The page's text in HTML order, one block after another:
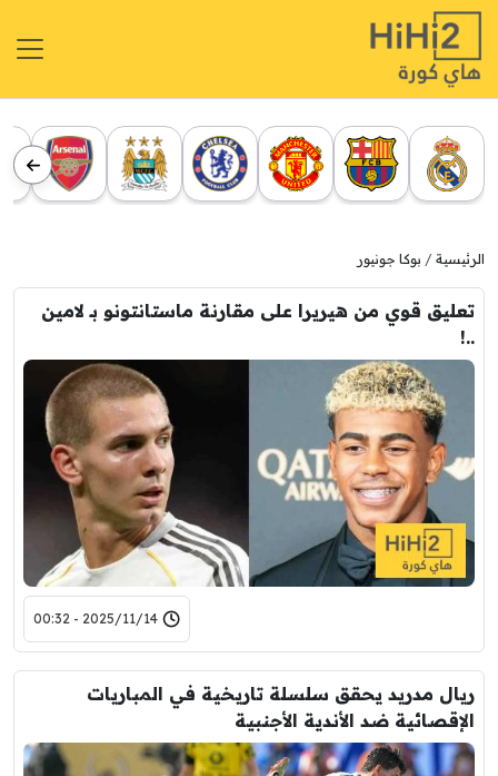
الرئيسية بوكا جونيور
تعليق قوي من هيريرا على مقارنة ماستانتونو بـ لامين
..!
2025/11/14 - 00:32
ريال مدريد يحقق سلسلة تاريخية في المباريات
الإقصائية ضد الأندية الأجنبية